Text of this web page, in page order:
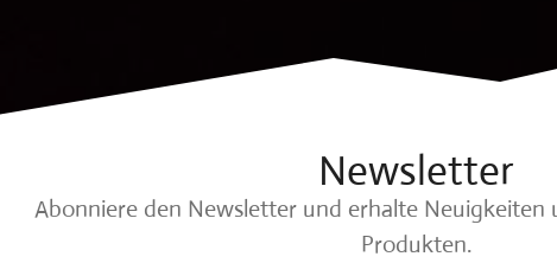
Newsletter
Abonniere den Newsletter und erhalte Neuigkeiten
Produkten.